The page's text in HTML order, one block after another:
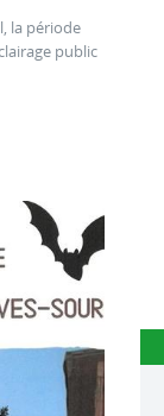
la période
public